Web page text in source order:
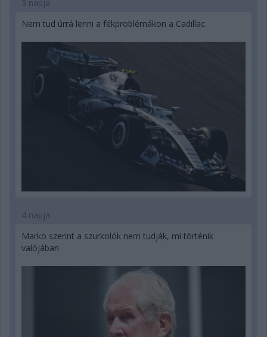
3 napja
Nem tud úrrá lenni a fékproblémákon a Cadillac
4 napja
Marko szerint a szurkolók nem tudják, mi történik
valójában